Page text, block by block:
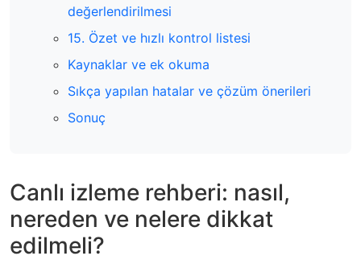
değerlendirilmesi
15. Özet ve hızlı kontrol listesi
Kaynaklar ve ek okuma
Sıkça yapılan hatalar ve çözüm önerileri
Sonuç
Canlı izleme rehberi: nasıl,
nereden ve nelere dikkat
edilmeli?